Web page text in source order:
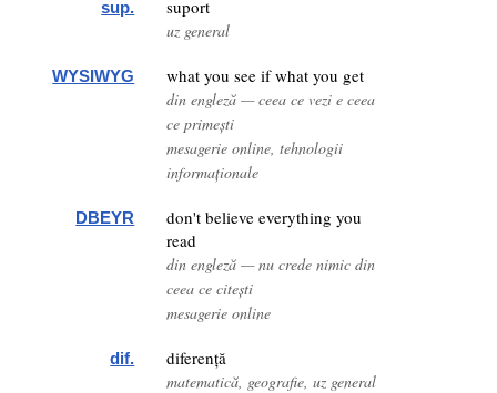
sup. suport
uz general
WYSIWYG what you see if what you get
din engleză — ceea ce vezi e ceea
ce primești
mesagerie online, tehnologii
informaționale
DBEYR
don't believe everything you
read
din engleză — nu crede nimic din
ceea ce citești
mesagerie online
dif. diferență
matematică, geografie, uz general